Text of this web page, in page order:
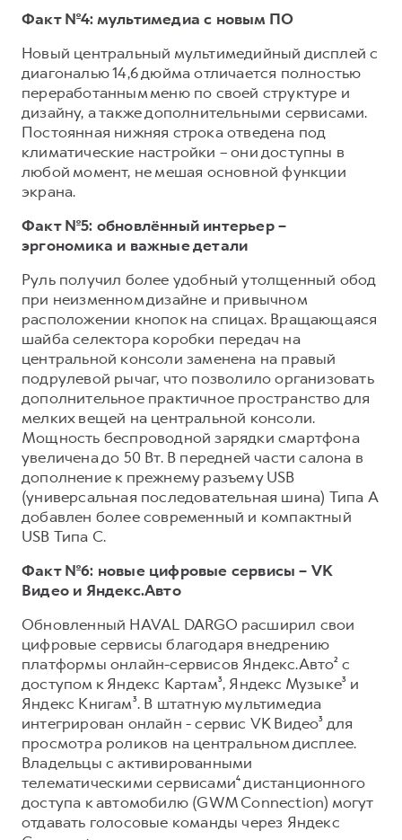
Факт №4: мультимедиа с новым ПО
Новый центральный мультимедийный дисплей с
диагональю 14,6 дюйма отличается полностью
переработанным меню по своей структуре и
дизайну, а также дополнительными сервисами.
Постоянная нижняя строка отведена под
климатические настройки – они доступны в
любой момент, не мешая основной функции
экрана.
Факт №5: обновлённый интерьер –
эргономика и важные детали
Руль получил более удобный утолщенный обод
при неизменном дизайне и привычном
расположении кнопок на спицах. Вращающаяся
шайба селектора коробки передач на
центральной консоли заменена на правый
подрулевой рычаг, что позволило организовать
дополнительное практичное пространство для
мелких вещей на центральной консоли.
Мощность беспроводной зарядки смартфона
увеличена до 50 Вт. В передней части салона в
дополнение к прежнему разъему USB
(универсальная последовательная шина) Типа A
добавлен более современный и компактный
USB Типа C.
Факт №6: новые цифровые сервисы – VK
Видео и Яндекс.Авто
Обновленный HAVAL DARGO расширил свои
цифровые сервисы благодаря внедрению
платформы онлайн-сервисов Яндекс.Авто² с
доступом к Яндекс Картам³, Яндекс Музыке³ и
Яндекс Книгам³. В штатную мультимедиа
интегрирован онлайн - сервис VK Видео³ для
просмотра роликов на центральном дисплее.
Владельцы с активированными
телематическими сервисами⁴ дистанционного
доступа к автомобилю (GWM Connection) могут
отдавать голосовые команды через Яндекс